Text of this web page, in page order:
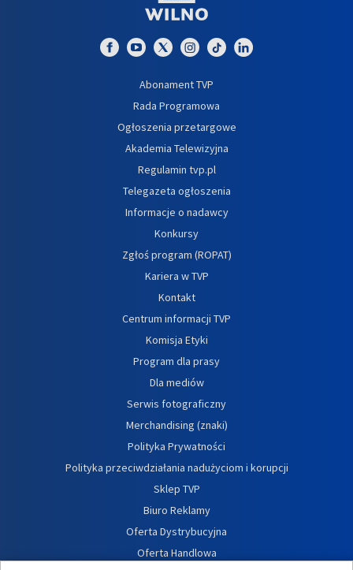
Abonament TVP
Rada Programowa
Ogłoszenia przetargowe
Akademia Telewizyjna
Regulamin tvp.pl
Telegazeta ogłoszenia
Informacje o nadawcy
Konkursy
Zgłoś program (ROPAT)
Kariera w TVP
Kontakt
Centrum informacji TVP
Komisja Etyki
Program dla prasy
Dla mediów
Serwis fotograficzny
Merchandising (znaki)
Polityka Prywatności
Polityka przeciwdziałania nadużyciom i korupcji
Sklep TVP
Biuro Reklamy
Oferta Dystrybucyjna
Oferta Handlowa